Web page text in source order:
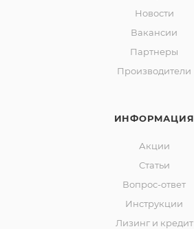
Новости
Вакансии
Партнеры
Производители
ИНФОРМАЦИЯ
Акции
Статьи
Вопрос-ответ
Инструкции
Лизинг и кредит